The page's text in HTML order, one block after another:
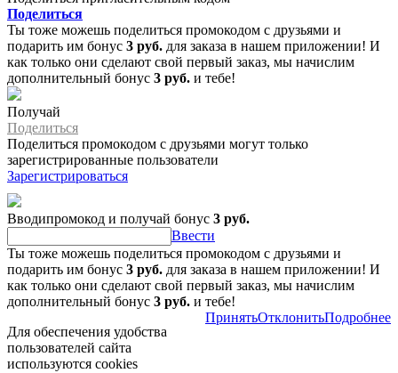
Поделиться
Ты тоже можешь поделиться промокодом с друзьями и
подарить им бонус 3 руб. для заказа в нашем приложении! И
как только они сделают свой первый заказ, мы начислим
дополнительный бонус 3 руб. и тебе!
Получай
Поделиться
Поделиться промокодом с друзьями могут только
зарегистрированные пользователи
Зарегистрироваться
Вводипромокод и получай бонус 3 руб.
Ввести
Ты тоже можешь поделиться промокодом с друзьями и
подарить им бонус 3 руб. для заказа в нашем приложении! И
как только они сделают свой первый заказ, мы начислим
дополнительный бонус 3 руб. и тебе!
Для обеспечения удобства
пользователей сайта
используются cookies
ПринятьОтклонитьПодробнее